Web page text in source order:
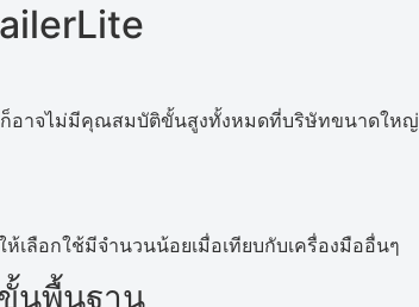
อาจไม่มีคุณสมบัติขั้นสูงทั้งหมดที่บริษัทขนาดใหญ่
เลือกใช้มีจำนวนน้อยเมื่อเทียบกับเครื่องมืออื่นๆ
นพื้นฐาน